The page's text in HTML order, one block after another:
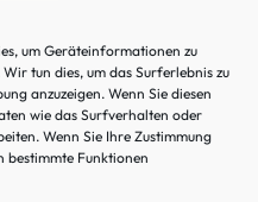
um Geräteinformationen zu
tun dies, um das Surferlebnis zu
anzuzeigen. Wenn Sie diesen
wie das Surfverhalten oder
Wenn Sie Ihre Zustimmung
bestimmte Funktionen